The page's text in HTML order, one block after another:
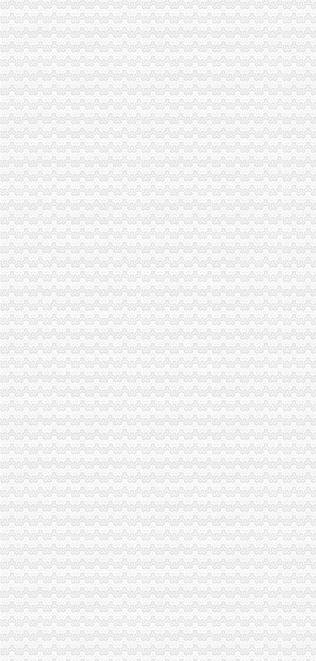
璧山局大路工商所“七七防”分公司营业执照注销杜绝“三”
经开区局优化投资环境为“沃尔玛”重庆分公司注销上门办照
大足局重庆分公司注销对91名农村个体经纪人实行备案管理
陈文渝副局长对江北局转段工作提出“抓住五个实，办好三件事”的分公司营业
市局广泛征求各界对“守合同重信用”企业考评活动的重庆注销税务意见
梁平局化秋季农资市重庆注销税务场监管
周朝东局代办注销分公司长到江津局调研工作
市局机关召开“执政为民、服务发展”代理注销分公司学习整改活动讨论交流会
陈速副局代理注销分公司长到江北局检查节日安全生产工作
经开区工商分局化措施切实净化广告市重庆注销分公司场
永川工商局加对旅游市重庆注销税务场秩序监管
市代办注销分公司局单衍华副局长参加石柱局国庆晚会
单衍华副局长到璧山检查节日市分公司营业执照注销场安全工作
全市分公司营业执照注销工商系统基层建设和人才工作取得显著成绩
市委副书记邢元敏率队到市局调研“执政为民、服务发展”重庆分公司注销学习
重庆公司注销
重庆渝师事务所有限公司,主营：代办税务登记,变更,注销等
新世纪将消失？新世纪百货公司依予以注销_新浪重庆_新浪网
重庆市发展和改革委员会关于撤销《关于重庆福祥化工有限公司己二
重庆分公司撤销
劳动争议十大典型案例（重庆2014）-中网资讯中心
重庆柴油齐涨价部分加油站取消优惠--14--重庆新闻网
上半年巨亏3.5亿夏新撤销全国各地分公司_业界新闻_网管之家
代理注销分公司
【58同城】赣州瑞金公司注销服务_公司注销代理_公司注销费用
【58同城】义乌公司注销服务_公司注销代理_公司注销费用
江西泛华保险代理南康分公司等10机构代理业务被注销-保险论坛-金融
代办注销分公司
【图】代办北京市公司注销,吊销公司注销,税务疑难注销-北京海淀
广州公司注销流程_广州公司注销费用_广州公司简易注销_广州注销公
赣州代办工商注册,公司注册代理,赣州公司注销流程【今日推荐网-
分公司营业执照注销
注销公司营业执照需要多少钱和哪些流程?-知乎
快捷晋江注销公司,价晋江注销公司营业执照—晋江市—快点8分类
呈贡县代办执照注销的公司|代办有限公司营业执照-代办执照_【公司注
重庆注销税务
甘南公司注册_甘南内资公司注册_甘南外资公司注册-甘南易登网
正青禾财务,专业的财务外包服务提供业的财务外包服务提供商常年财
【税务经理/主管,南宏邦汽贸集团招聘】-南赶集网
重庆注销分公司
涪陵分公司注销_重庆工商注册_重庆列表网
东方锆业和平分公司被批准注销-财经频道-金融界
太集团（）：拟注销控股子公司上海太重庆太实
重庆分公司注销
圈子-龙湖回应：重庆子公司资质证书因无新项目开发被注销